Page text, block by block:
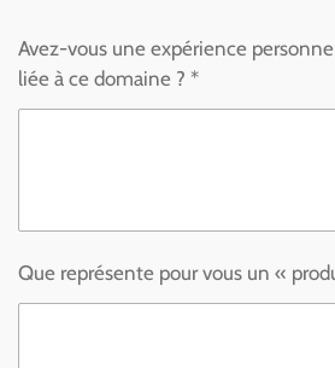
Avez-vous une expérience
liée à ce domaine ? *
Que représente pour vous un «